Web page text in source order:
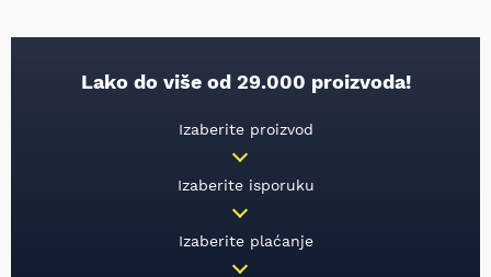
Lako do više od 29.000 proizvoda!
Izaberite proizvod
Izaberite isporuku
Izaberite plaćanje